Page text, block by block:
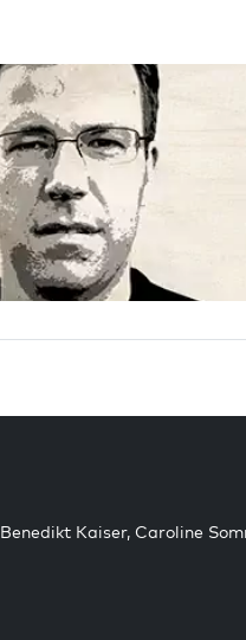
Benedikt Kaiser, Caroline